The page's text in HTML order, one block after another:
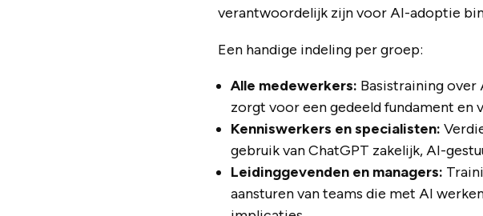
verantwoordelijk zijn voor AI-adoptie
Een handige indeling per groep:
Alle medewerkers: Basistraining over
zorgt voor een gedeeld fundament en
Kenniswerkers en specialisten:
gebruik van ChatGPT zakelijk, AI-
Leidinggevenden en managers:
aansturen van teams die met AI